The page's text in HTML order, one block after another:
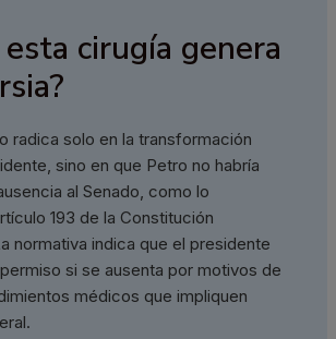
cirugía genera
radica solo en la transformación
sino en que Petro no habría
al Senado, como lo
193 de la Constitución
normativa indica que el presidente
si se ausenta por motivos de
médicos que impliquen